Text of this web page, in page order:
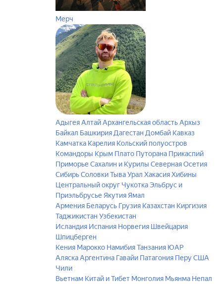
Мерч
АдыгеяАлтайАрхангельская областьАрхыз
Байкал Башкирия Дагестан Домбай Кавказ
Камчатка Карелия Кольский полуостров
Командоры Крым Плато Путорана Прикаспий
Приморье Сахалин и Курилы Северная Осетия
СибирьСоловкиТываУрал ХакасияХибины
Центральный округ ЧукоткаЭльбрус и
Приэльбрусье Якутия Ямал
Армения Беларусь Грузия Казахстан Киргизия
Таджикистан Узбекистан
Исландия Испания Норвегия Швейцария
Шпицберген
Кения Марокко НамибияТанзания ЮАР
АляскаАргентина Гавайи Патагония Перу США
Чили
Вьетнам Китай и Тибет Монголия Мьянма Непал